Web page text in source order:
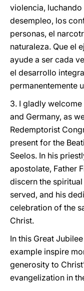
violencia,
desempleo, los
personas, el
naturaleza. Que el
ayude a ser cada
el desarrollo
permanentemente
3. I gladly
and Germany, as
Redemptorist
present for the
Seelos. In his
apostolate, Father
discern the
served, and his
celebration of the
Christ.
In this Great
example inspire
generosity to
evangelization in